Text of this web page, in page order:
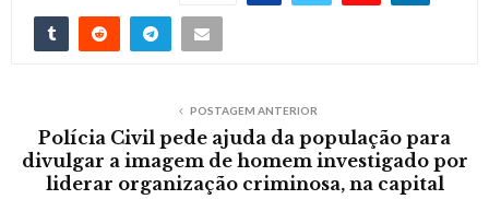
POSTAGEM ANTERIOR
Polícia Civil pede ajuda da população para
divulgar a imagem de homem investigado por
liderar organização criminosa, na capital